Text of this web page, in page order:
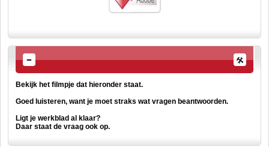
Bekijk het filmpje dat hieronder staat.
Goed luisteren, want je moet straks wat vragen beantwoorden.
Ligt je werkblad al klaar?
Daar staat de vraag ook op.